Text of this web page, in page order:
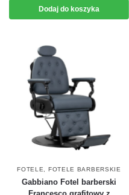
Dodaj do koszyka
FOTELE FOTELE BARBERSKIE
Gabbiano Fotel barberski